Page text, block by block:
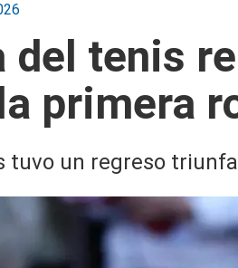
del tenis
primera
tuvo un regreso